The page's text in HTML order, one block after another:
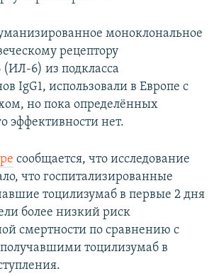
моноклональное
рецептору
6) из подкласса
IgG1, использовали в Европе с
но пока определённых
эффективности нет.
сообщается, что исследование
что госпитализированные
тоцилизумаб в первые 2 дня
более низкий риск
смертности по сравнению с
тоцилизумаб в